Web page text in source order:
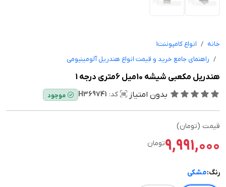
خانه
انواع کامپوننت1
راهنمای جامع خرید و قیمت انواع هندریل آلومینیومی
هندریل مکعبی شیشه 10میل 6متری درجه 1
بدون امتیاز
کد: H369741 موجود
قیمت (تومان)
9,991,000تومان
رنگ:مشکی